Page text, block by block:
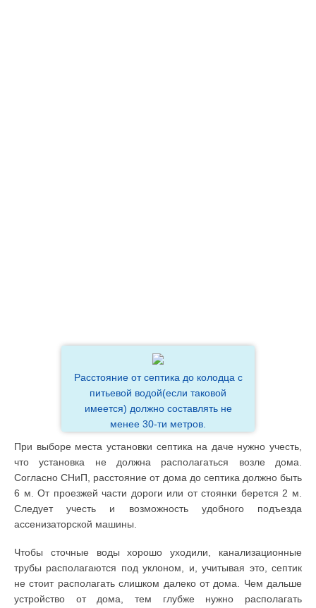
Расстояние от септика до колодца с
питьевой водой(если таковой
имеется) должно составлять не
менее 30-ти метров.
При выборе места установки септика на даче нужно учесть,
что установка не должна располагаться возле дома.
Согласно СНиП, расстояние от дома до септика должно быть
6 м. От проезжей части дороги или от стоянки берется 2 м.
Следует учесть и возможность удобного подъезда
ассенизаторской машины.
Чтобы сточные воды хорошо уходили, канализационные
трубы располагаются под уклоном, и, учитывая это, септик
не стоит располагать слишком далеко от дома. Чем дальше
устройство от дома, тем глубже нужно располагать